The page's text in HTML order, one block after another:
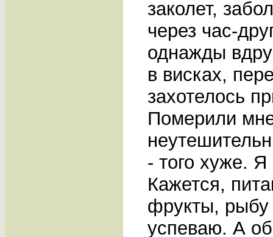
заколет,
через час-
однажды
в висках,
захотелось
Померили
- того хуже.
Кажется,
фрукты, рыбу
успеваю. А